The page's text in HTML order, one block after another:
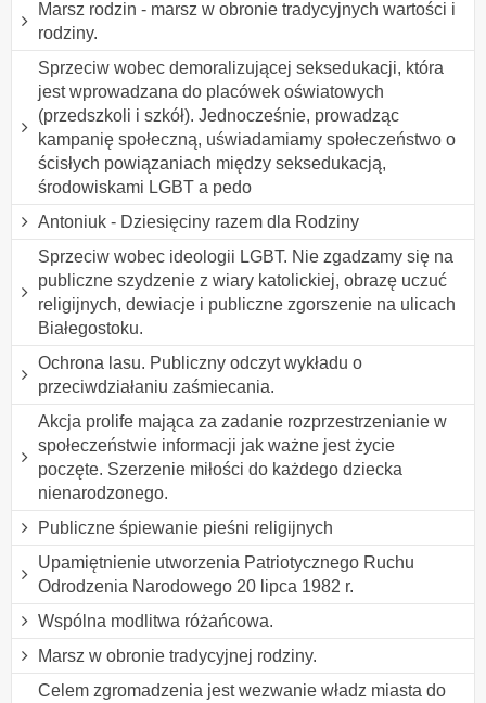
Marsz rodzin - marsz w obronie tradycyjnych wartości i
rodziny.
Sprzeciw wobec demoralizującej seksedukacji, która
jest wprowadzana do placówek oświatowych
(przedszkoli i szkół). Jednocześnie, prowadząc
kampanię społeczną, uświadamiamy społeczeństwo o
ścisłych powiązaniach między seksedukacją,
środowiskami LGBT a pedo
Antoniuk - Dziesięciny razem dla Rodziny
Sprzeciw wobec ideologii LGBT. Nie zgadzamy się na
publiczne szydzenie z wiary katolickiej, obrazę uczuć
religijnych, dewiacje i publiczne zgorszenie na ulicach
Białegostoku.
Ochrona lasu. Publiczny odczyt wykładu o
przeciwdziałaniu zaśmiecania.
Akcja prolife mająca za zadanie rozprzestrzenianie w
społeczeństwie informacji jak ważne jest życie
poczęte. Szerzenie miłości do każdego dziecka
nienarodzonego.
Publiczne śpiewanie pieśni religijnych
Upamiętnienie utworzenia Patriotycznego Ruchu
Odrodzenia Narodowego 20 lipca 1982 r.
Wspólna modlitwa różańcowa.
Marsz w obronie tradycyjnej rodziny.
Celem zgromadzenia jest wezwanie władz miasta do